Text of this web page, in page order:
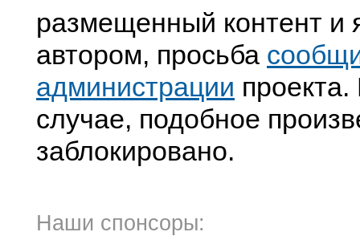
размещенный контент и
автором, просьба
администрации
случае, подобное
заблокировано.
Наши спонсоры: